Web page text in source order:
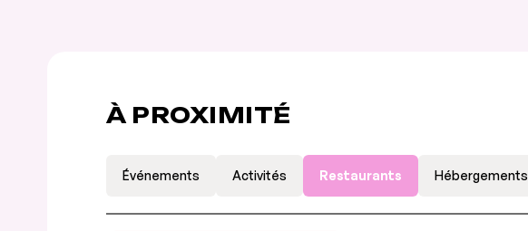
À PROXIMITÉ
Événements Activités Restaurants Hébergements